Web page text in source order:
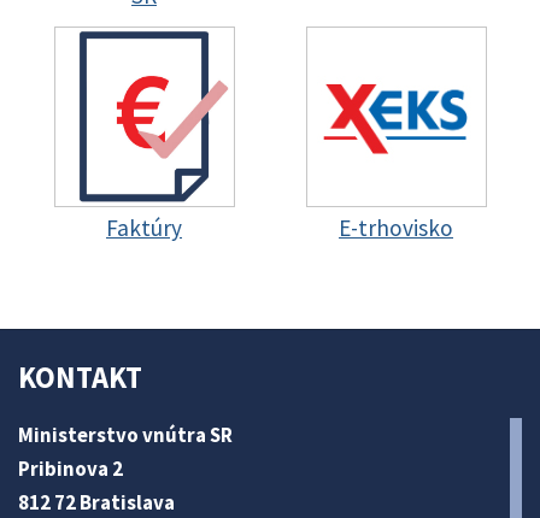
Faktúry E-trhovisko
KONTAKT
Ministerstvo vnútra SR
Pribinova 2
812 72 Bratislava